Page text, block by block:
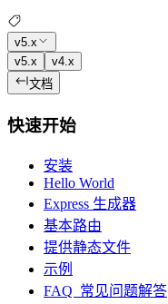
v5.x
v5.x
v4.x
文档
快速开始
安装
Hello World
Express 生成器
基本路由
提供静态文件
示例
FAQ 常见问题解答